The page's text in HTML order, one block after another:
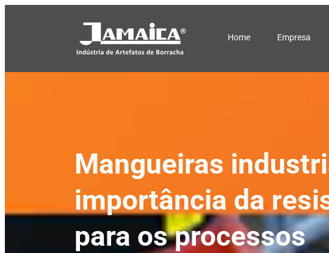
Home Empresa
Mangueiras
importância da
para os processos